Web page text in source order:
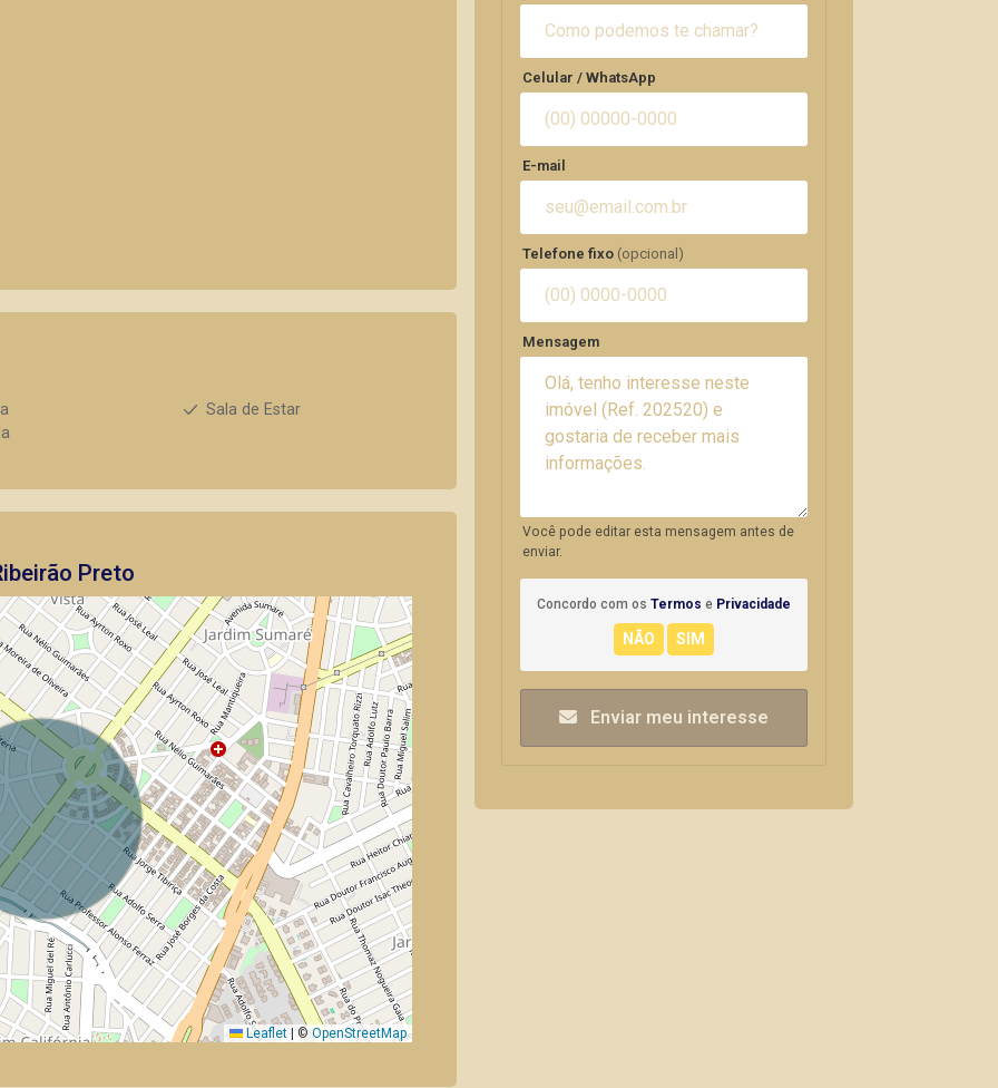
Sala de Estar
Preto
Leaflet ©OpenStreetMap
Celular / WhatsApp
E-mail
Telefone fixo (opcional)
Mensagem
Você pode editar esta mensagem antes de
enviar.
Concordo com os Termos e Privacidade
Enviar meu interesse